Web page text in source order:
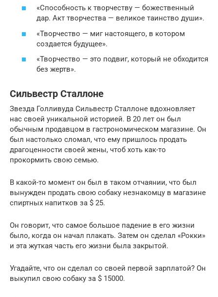
«Способность к творчеству — божественный
дар. Акт творчества — великое таинство души».
«Творчество — миг настоящего, в котором
создается будущее».
«Творчество — это подвиг, который не обходится
без жертв».
Сильвестр Сталлоне
Звезда Голливуда Сильвестр Сталлоне вдохновляет
нас своей уникальной историей. В 20 лет он был
обычным продавцом в гастрономическом магазине. Он
был настолько сломал, что ему пришлось продать
драгоценности своей жены, чтоб хоть как-то
прокормить свою семью.
В какой-то момент он был в таком отчаянии, что был
вынужден продать свою собаку незнакомцу в магазине
спиртных напитков за $ 25.
Он говорит, что самое большое падение в его жизни
было, когда он начал плакать. Затем он сделал «Рокки»
и эта жуткая часть его жизни была закрытой.
Угадайте, что он сделал со своей первой зарплатой? Он
выкупил свою собаку за $ 15000.